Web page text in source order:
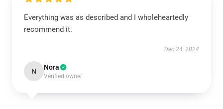
Everything was as described and I wholeheartedly
recommend it.
Dec 24, 2024
N Nora
Verified owner